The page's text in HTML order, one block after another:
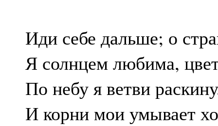
Иди себе дальше; о
Я солнцем любима,
По небу я ветви
И корни мои умывает